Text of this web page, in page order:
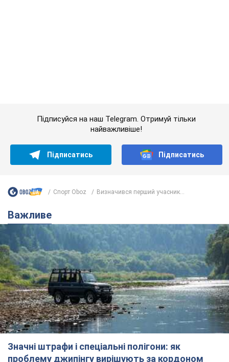
Значні штрафи і спеціальні полігони: як
проблему джипінгу вирішують за кордоном
Україні не завадить взяти приклад із країн Європи
8.08.2026 05:10 1,7 т.
На Прикарпатті після аномальної
спеки пройшла потужна злива:
дороги перетворились на річки.
Відео
Негода накрила Івано-Франківщину та
19,3 т.